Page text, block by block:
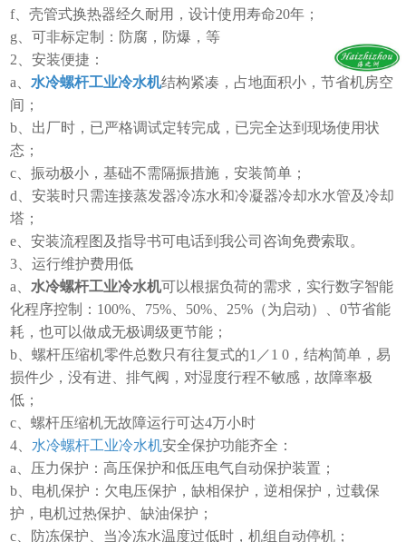
f、壳管式换热器经久耐用，设计使用寿命20年；
g、可非标定制：防腐，防爆，等
2、安装便捷：
a、 水冷螺杆工业冷水机结构紧凑，占地面积小，节省机房空
间；
b、出厂时，已严格调试定转完成，已完全达到现场使用状
态；
c、振动极小，基础不需隔振措施，安装简单；
d、安装时只需连接蒸发器冷冻水和冷凝器冷却水水管及冷却
塔；
e、安装流程图及指导书可电话到我公司咨询免费索取。
3、运行维护费用低
a、 水冷螺杆工业冷水机可以根据负荷的需求，实行数字智能
化程序控制：100%、75%、50%、25%（为启动）、0节省能
耗，也可以做成无极调级更节能；
b、螺杆压缩机零件总数只有往复式的1／1 0，结构简单，易
损件少，没有进、排气阀，对湿度行程不敏感，故障率极
低；
c、螺杆压缩机无故障运行可达4万小时
4、 水冷螺杆工业冷水机安全保护功能齐全：
a、压力保护：高压保护和低压电气自动保护装置；
b、电机保护：欠电压保护，缺相保护，逆相保护，过载保
护，电机过热保护、缺油保护；
c、防冻保护、当冷冻水温度过低时，机组自动停机；